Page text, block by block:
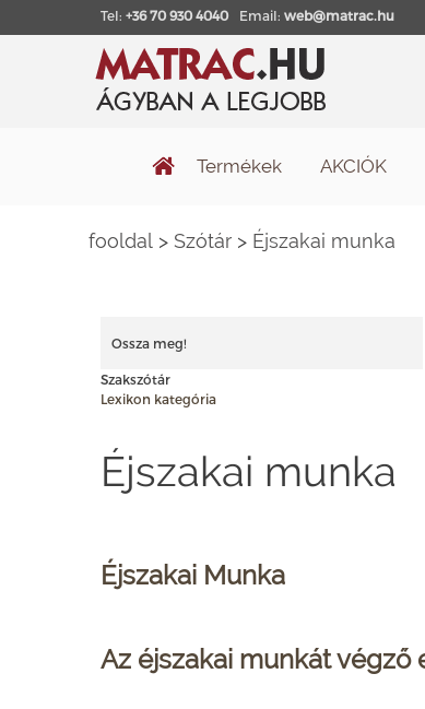
Tel: +36 70 930 4040 Email: web@matrac.hu
Termékek AKCIÓK
fooldal > Szótár > Éjszakai munka
Ossza meg!
Szakszótár
Lexikon kategória
Éjszakai munka
Éjszakai Munka
Az éjszakai munkát